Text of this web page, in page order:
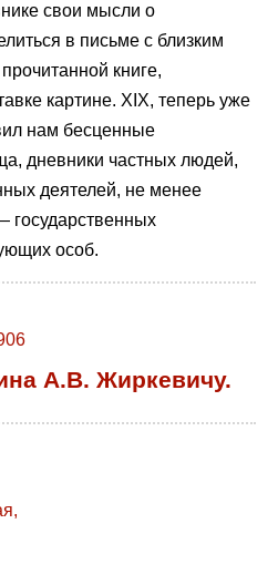
свои мысли о
в письме с близким
книге,
картине. XIX, теперь уже
нам бесценные
дневники частных людей,
деятелей, не менее
особ.
А.В. Жиркевичу.